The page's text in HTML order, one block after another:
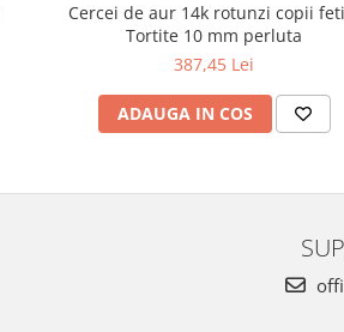
Cercei de aur 14k rotunzi copii
Tortite 10 mm perluta
387,45 Lei
ADAUGA IN COS